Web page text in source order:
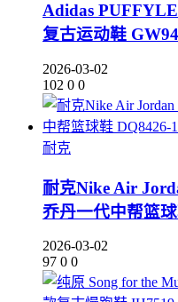
Adidas
复古运动鞋
2026-03-02
102 0 0
耐克
耐克Nike Air
乔丹一代中帮篮
2026-03-02
97 0 0